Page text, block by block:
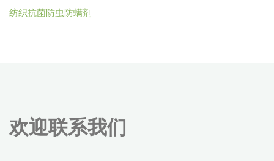
纺织抗菌防虫防螨剂
欢迎联系我们